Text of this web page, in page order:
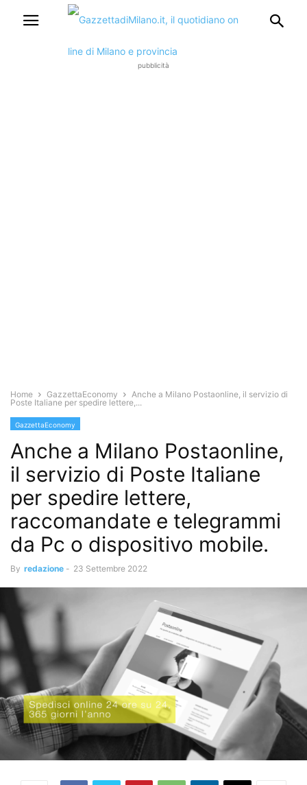
pubblicità
Home GazzettaEconomy
Anche a Milano Postaonline, il servizio di
Poste Italiane per spedire lettere,...
GazzettaEconomy
Anche a Milano Postaonline,
il servizio di Poste Italiane
per spedire lettere,
raccomandate e telegrammi
da Pc o dispositivo mobile.
By redazione - 23 Settembre 2022